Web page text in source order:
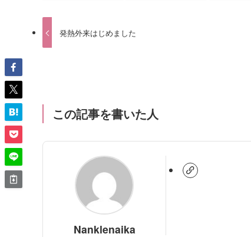
発熱外来はじめました
この記事を書いた人
Nanklenaika